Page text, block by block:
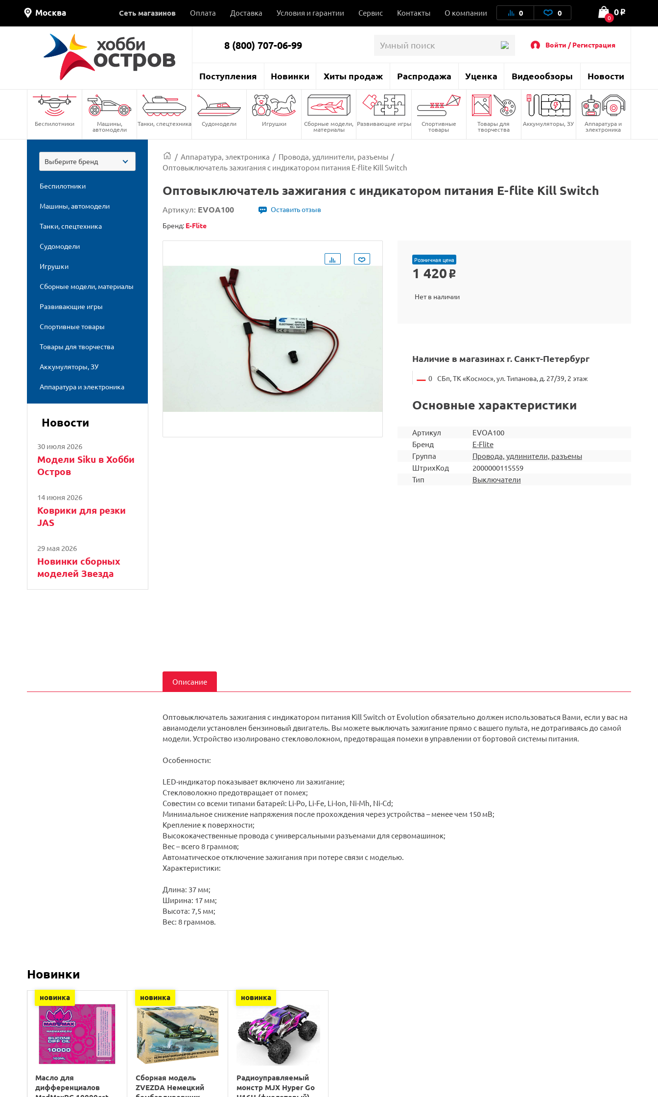
Москва Сеть магазинов Оплата Доставка Условия и гарантии Сервис Контакты О компании 0 0 0
0 o
8 (800) 707-06-99 Войти / Регистрация
Поступления Новинки Хиты продаж Распродажа Уценка Видеообзоры Новости
Беспилотники Машины,
автомодели
Танки, спецтехника Судомодели Игрушки Сборные модели,
материалы
Развивающие игры Спортивные
товары
Товары для
творчества
Аккумуляторы, ЗУ Аппаратура и
электроника
Выберите бренд
Беспилотники
Машины, автомодели
Танки, спецтехника
Судомодели
Игрушки
Сборные модели, материалы
Развивающие игры
Спортивные товары
Товары для творчества
Аккумуляторы, ЗУ
Аппаратура и электроника
Новости
30 июля 2026
Модели Siku в Хобби
Остров
14 июня 2026
Коврики для резки
JAS
29 мая 2026
Новинки сборных
моделей Звезда
/ Аппаратура, электроника / Провода, удлинители, разъемы /
Оптовыключатель зажигания с индикатором питания E-flite Kill Switch
Оптовыключатель зажигания с индикатором питания E-flite Kill Switch
Артикул: EVOA100
Оставить отзыв
Бренд: E-Flite
Розничная цена
1 420 o
Нет в наличии
Наличие в магазинах г. Санкт-Петербург
0 СБп, ТК «Космос», ул. Типанова, д. 27/39, 2 этаж
Основные характеристики
Артикул
EVOA100
Бренд
E-Flite
Группа
Провода, удлинители, разъемы
ШтрихКод
2000000115559
Тип
Выключатели
Описание
Оптовыключатель зажигания с индикатором питания Kill Switch от Evolution обязательно должен использоваться Вами, если у вас на
авиамодели установлен бензиновый двигатель. Вы можете выключать зажигание прямо с вашего пульта, не дотрагиваясь до самой
модели. Устройство изолировано стекловолокном, предотвращая помехи в управлении от бортовой системы питания.
Особенности:
LED-индикатор показывает включено ли зажигание;
Стекловолокно предотвращает от помех;
Совестим со всеми типами батарей: Li-Po, Li-Fe, Li-Ion, Ni-Mh, Ni-Cd;
Минимальное снижение напряжения после прохождения через устройства – менее чем 150 мВ;
Крепление к поверхности;
Высококачественные провода с универсальными разъемами для сервомашинок;
Вес – всего 8 граммов;
Автоматическое отключение зажигания при потере связи с моделью.
Характеристики:
Длина: 37 мм;
Ширина: 17 мм;
Высота: 7,5 мм;
Вес: 8 граммов.
Новинки
новинка
Масло для
дифференциалов
новинка
Сборная модель
ZVEZDA Немецкий
новинка
Радиоуправляемый
монстр MJX Hyper Go